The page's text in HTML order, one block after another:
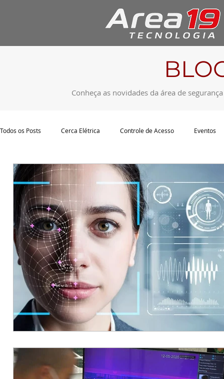
Conheça as novidades da área de
Todos os Posts Cerca Elétrica Controle de Acesso Eventos
Projetos de Segurança Eletrônica Segurança Eletrônica
Segurança de Subestações de Energia CFTV Portaria Virtual